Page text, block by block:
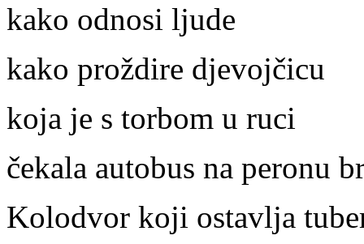
kako odnosi ljude
kako proždire djevojčicu
koja je s torbom u ruci
čekala autobus na peronu
Kolodvor koji ostavlja